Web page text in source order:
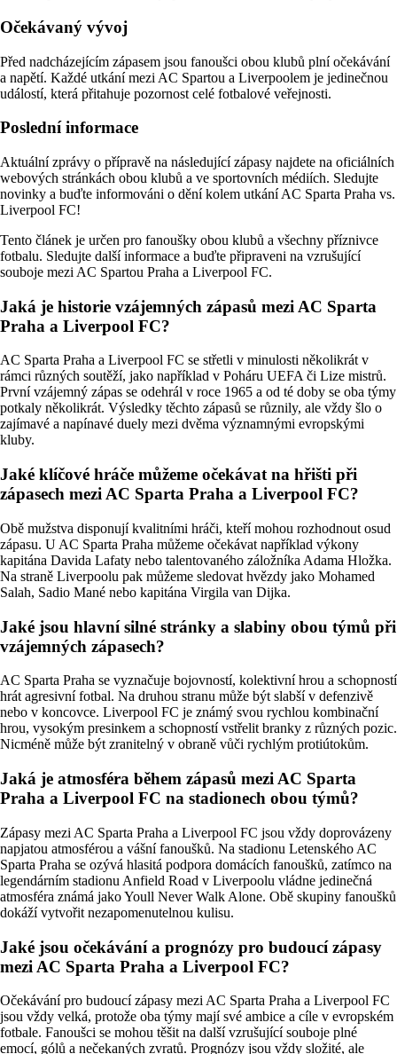
Očekávaný vývoj
Před nadcházejícím zápasem jsou fanoušci obou klubů plní očekávání
a napětí. Každé utkání mezi AC Spartou a Liverpoolem je jedinečnou
událostí, která přitahuje pozornost celé fotbalové veřejnosti.
Poslední informace
Aktuální zprávy o přípravě na následující zápasy najdete na oficiálních
webových stránkách obou klubů a ve sportovních médiích. Sledujte
novinky a buďte informováni o dění kolem utkání AC Sparta Praha vs.
Liverpool FC!
Tento článek je určen pro fanoušky obou klubů a všechny příznivce
fotbalu. Sledujte další informace a buďte připraveni na vzrušující
souboje mezi AC Spartou Praha a Liverpool FC.
Jaká je historie vzájemných zápasů mezi AC Sparta
Praha a Liverpool FC?
AC Sparta Praha a Liverpool FC se střetli v minulosti několikrát v
rámci různých soutěží, jako například v Poháru UEFA či Lize mistrů.
První vzájemný zápas se odehrál v roce 1965 a od té doby se oba týmy
potkaly několikrát. Výsledky těchto zápasů se různily, ale vždy šlo o
zajímavé a napínavé duely mezi dvěma významnými evropskými
kluby.
Jaké klíčové hráče můžeme očekávat na hřišti při
zápasech mezi AC Sparta Praha a Liverpool FC?
Obě mužstva disponují kvalitními hráči, kteří mohou rozhodnout osud
zápasu. U AC Sparta Praha můžeme očekávat například výkony
kapitána Davida Lafaty nebo talentovaného záložníka Adama Hložka.
Na straně Liverpoolu pak můžeme sledovat hvězdy jako Mohamed
Salah, Sadio Mané nebo kapitána Virgila van Dijka.
Jaké jsou hlavní silné stránky a slabiny obou týmů při
vzájemných zápasech?
AC Sparta Praha se vyznačuje bojovností, kolektivní hrou a schopností
hrát agresivní fotbal. Na druhou stranu může být slabší v defenzivě
nebo v koncovce. Liverpool FC je známý svou rychlou kombinační
hrou, vysokým presinkem a schopností vstřelit branky z různých pozic.
Nicméně může být zranitelný v obraně vůči rychlým protiútokům.
Jaká je atmosféra během zápasů mezi AC Sparta
Praha a Liverpool FC na stadionech obou týmů?
Zápasy mezi AC Sparta Praha a Liverpool FC jsou vždy doprovázeny
napjatou atmosférou a vášní fanoušků. Na stadionu Letenského AC
Sparta Praha se ozývá hlasitá podpora domácích fanoušků, zatímco na
legendárním stadionu Anfield Road v Liverpoolu vládne jedinečná
atmosféra známá jako Youll Never Walk Alone. Obě skupiny fanoušků
dokáží vytvořit nezapomenutelnou kulisu.
Jaké jsou očekávání a prognózy pro budoucí zápasy
mezi AC Sparta Praha a Liverpool FC?
Očekávání pro budoucí zápasy mezi AC Sparta Praha a Liverpool FC
jsou vždy velká, protože oba týmy mají své ambice a cíle v evropském
fotbale. Fanoušci se mohou těšit na další vzrušující souboje plné
emocí, gólů a nečekaných zvratů. Prognózy jsou vždy složité, ale